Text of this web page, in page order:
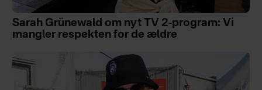
Sarah Grünewald om nyt TV 2-program: Vi
mangler respekten for de ældre